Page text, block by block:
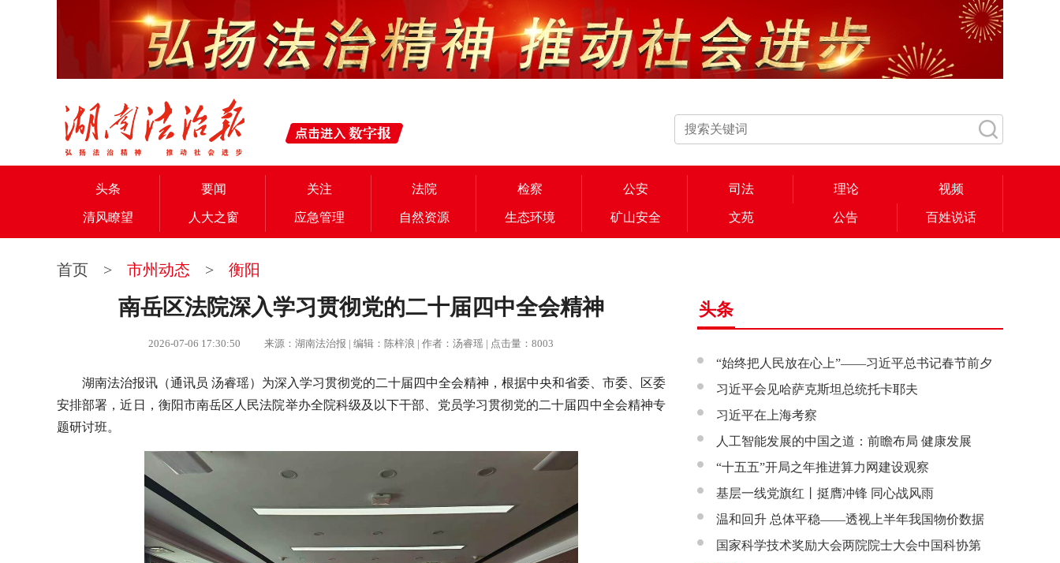
头条 要闻 关注 法院 检察 公安 司法 理论 视频
清风瞭望 人大之窗 应急管理 自然资源 生态环境 矿山安全 文苑 公告 百姓说话
首页 > 市州动态 > 衡阳
南岳区法院深入学习贯彻党的二十届四中全会精神
2026-07-06 17:30:50 来源：湖南法治报 | 编辑：陈梓浪 | 作者：汤睿瑶 | 点击量：8003
湖南法治报讯（通讯员 汤睿瑶）为深入学习贯彻党的二十届四中全会精神，根据中央和省委、市委、区委
安排部署，近日，衡阳市南岳区人民法院举办全院科级及以下干部、党员学习贯彻党的二十届四中全会精神专
题研讨班。
头条
“始终把人民放在心上”——习近平总书记春节前夕
赴辽宁看望慰问基层干部群众纪实
习近平会见哈萨克斯坦总统托卡耶夫
习近平在上海考察
人工智能发展的中国之道：前瞻布局 健康发展
“十五五”开局之年推进算力网建设观察
基层一线党旗红丨挺膺冲锋 同心战风雨
温和回升 总体平稳——透视上半年我国物价数据
国家科学技术奖励大会两院院士大会中国科协第